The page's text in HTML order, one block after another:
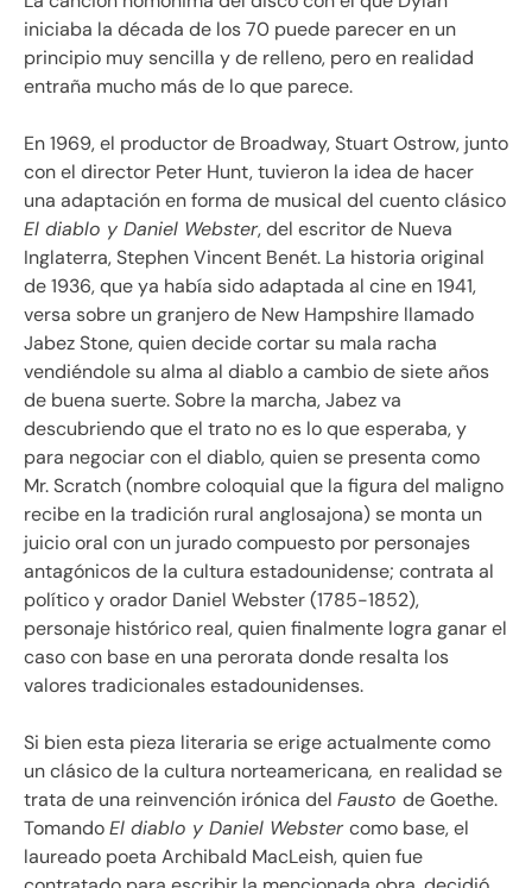
iniciaba la década de los 70 puede parecer en un
principio muy sencilla y de relleno, pero en realidad
entraña mucho más de lo que parece.
En 1969, el productor de Broadway, Stuart Ostrow, junto
con el director Peter Hunt, tuvieron la idea de hacer
una adaptación en forma de musical del cuento clásico
El diablo y Daniel Webster, del escritor de Nueva
Inglaterra, Stephen Vincent Benét. La historia original
de 1936, que ya había sido adaptada al cine en 1941,
versa sobre un granjero de New Hampshire llamado
Jabez Stone, quien decide cortar su mala racha
vendiéndole su alma al diablo a cambio de siete años
de buena suerte. Sobre la marcha, Jabez va
descubriendo que el trato no es lo que esperaba, y
para negociar con el diablo, quien se presenta como
Mr. Scratch (nombre coloquial que la figura del maligno
recibe en la tradición rural anglosajona) se monta un
juicio oral con un jurado compuesto por personajes
antagónicos de la cultura estadounidense; contrata al
político y orador Daniel Webster (1785-1852),
personaje histórico real, quien finalmente logra ganar el
caso con base en una perorata donde resalta los
valores tradicionales estadounidenses.
Si bien esta pieza literaria se erige actualmente como
un clásico de la cultura norteamericana, en realidad se
trata de una reinvención irónica del Fausto de Goethe.
TomandoEl diablo y Daniel Webstercomo base, el
laureado poeta Archibald MacLeish, quien fue